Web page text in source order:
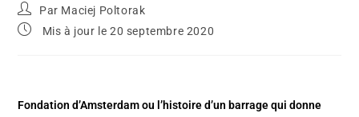
Par Maciej Poltorak
Mis à jour le 20 septembre 2020
Fondation d’Amsterdam ou l’histoire d’un barrage qui donne